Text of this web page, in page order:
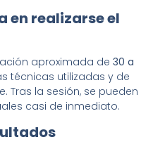
en realizarse el
aproximada de 30 a
técnicas utilizadas y de
Tras la sesión, se pueden
casi de inmediato.